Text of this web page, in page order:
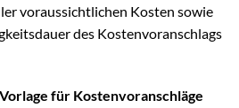
voraussichtlichen Kosten sowie
des Kostenvoranschlags
für Kostenvoranschläge